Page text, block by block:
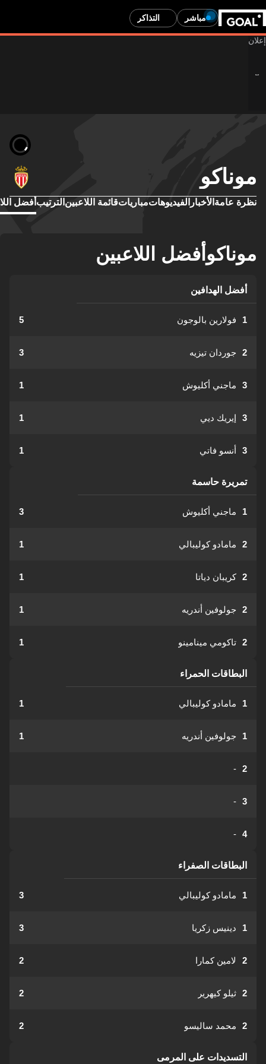
مباشر التذاكر
موناكو
نظرة عامة الأخبار الفيديوهاتمبارياتقائمة اللاعبين الترتيب أفضل
موناكوأفضل اللاعبين
أفضل الهدافين
1 فولارين بالوجون 5
2 جوردان تيزيه 3
3 ماجني أكليوش 1
3 إيريك ديي 1
3 أنسو فاتي 1
تمريرة حاسمة
1 ماجني أكليوش 3
2 مامادو كوليبالي 1
2 كريبان دياتا 1
2 جولوفين أندريه 1
2 تاكومي مينامينو 1
البطاقات الحمراء
1 مامادو كوليبالي 1
1 جولوفين أندريه 1
2
-
3
-
4
-
البطاقات الصفراء
1 مامادو كوليبالي 3
1 دينيس زكريا 3
2 لامين كمارا 2
2 ثيلو كيهرير 2
2 محمد ساليسو 2
التسديدات على المرمى